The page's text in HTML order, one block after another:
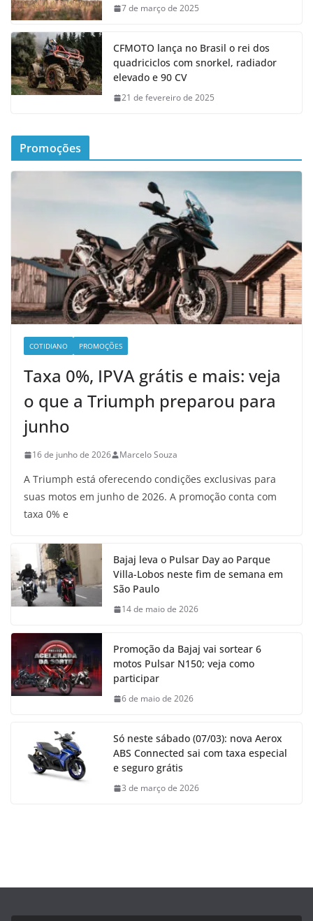
7 de março de 2025
CFMOTO lança no Brasil o rei dos
quadriciclos com snorkel, radiador
elevado e 90 CV
21 de fevereiro de 2025
Promoções
COTIDIANO PROMOÇÕES
Taxa 0%, IPVA grátis e mais: veja
o que a Triumph preparou para
junho
16 de junho de 2026 Marcelo Souza
A Triumph está oferecendo condições exclusivas para
suas motos em junho de 2026. A promoção conta com
taxa 0% e
Bajaj leva o Pulsar Day ao Parque
Villa-Lobos neste fim de semana em
São Paulo
14 de maio de 2026
Promoção da Bajaj vai sortear 6
motos Pulsar N150; veja como
participar
6 de maio de 2026
Só neste sábado (07/03): nova Aerox
ABS Connected sai com taxa especial
e seguro grátis
3 de março de 2026